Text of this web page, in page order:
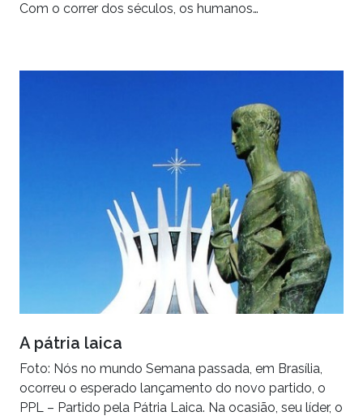
Com o correr dos séculos, os humanos…
A pátria laica
Foto: Nós no mundo Semana passada, em Brasília,
ocorreu o esperado lançamento do novo partido, o
PPL – Partido pela Pátria Laica. Na ocasião, seu líder, o